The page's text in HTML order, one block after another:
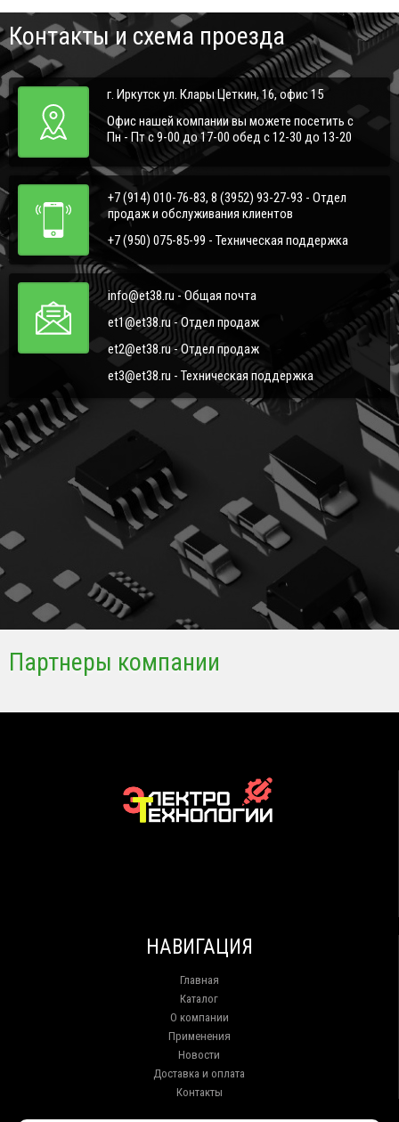
Контакты и схема проезда
г. Иркутск ул. Клары Цеткин, 16, офис 15
Офис нашей компании вы можете посетить с
Пн - Пт с 9-00 до 17-00 обед с 12-30 до 13-20
+7 (914) 010-76-83, 8 (3952) 93-27-93 - Отдел
продаж и обслуживания клиентов
+7 (950) 075-85-99 - Техническая поддержка
info@et38.ru - Общая почта
et1@et38.ru - Отдел продаж
et2@et38.ru - Отдел продаж
et3@et38.ru - Техническая поддержка
Партнеры компании
НАВИГАЦИЯ
Главная
Каталог
О компании
Применения
Новости
Доставка и оплата
Контакты